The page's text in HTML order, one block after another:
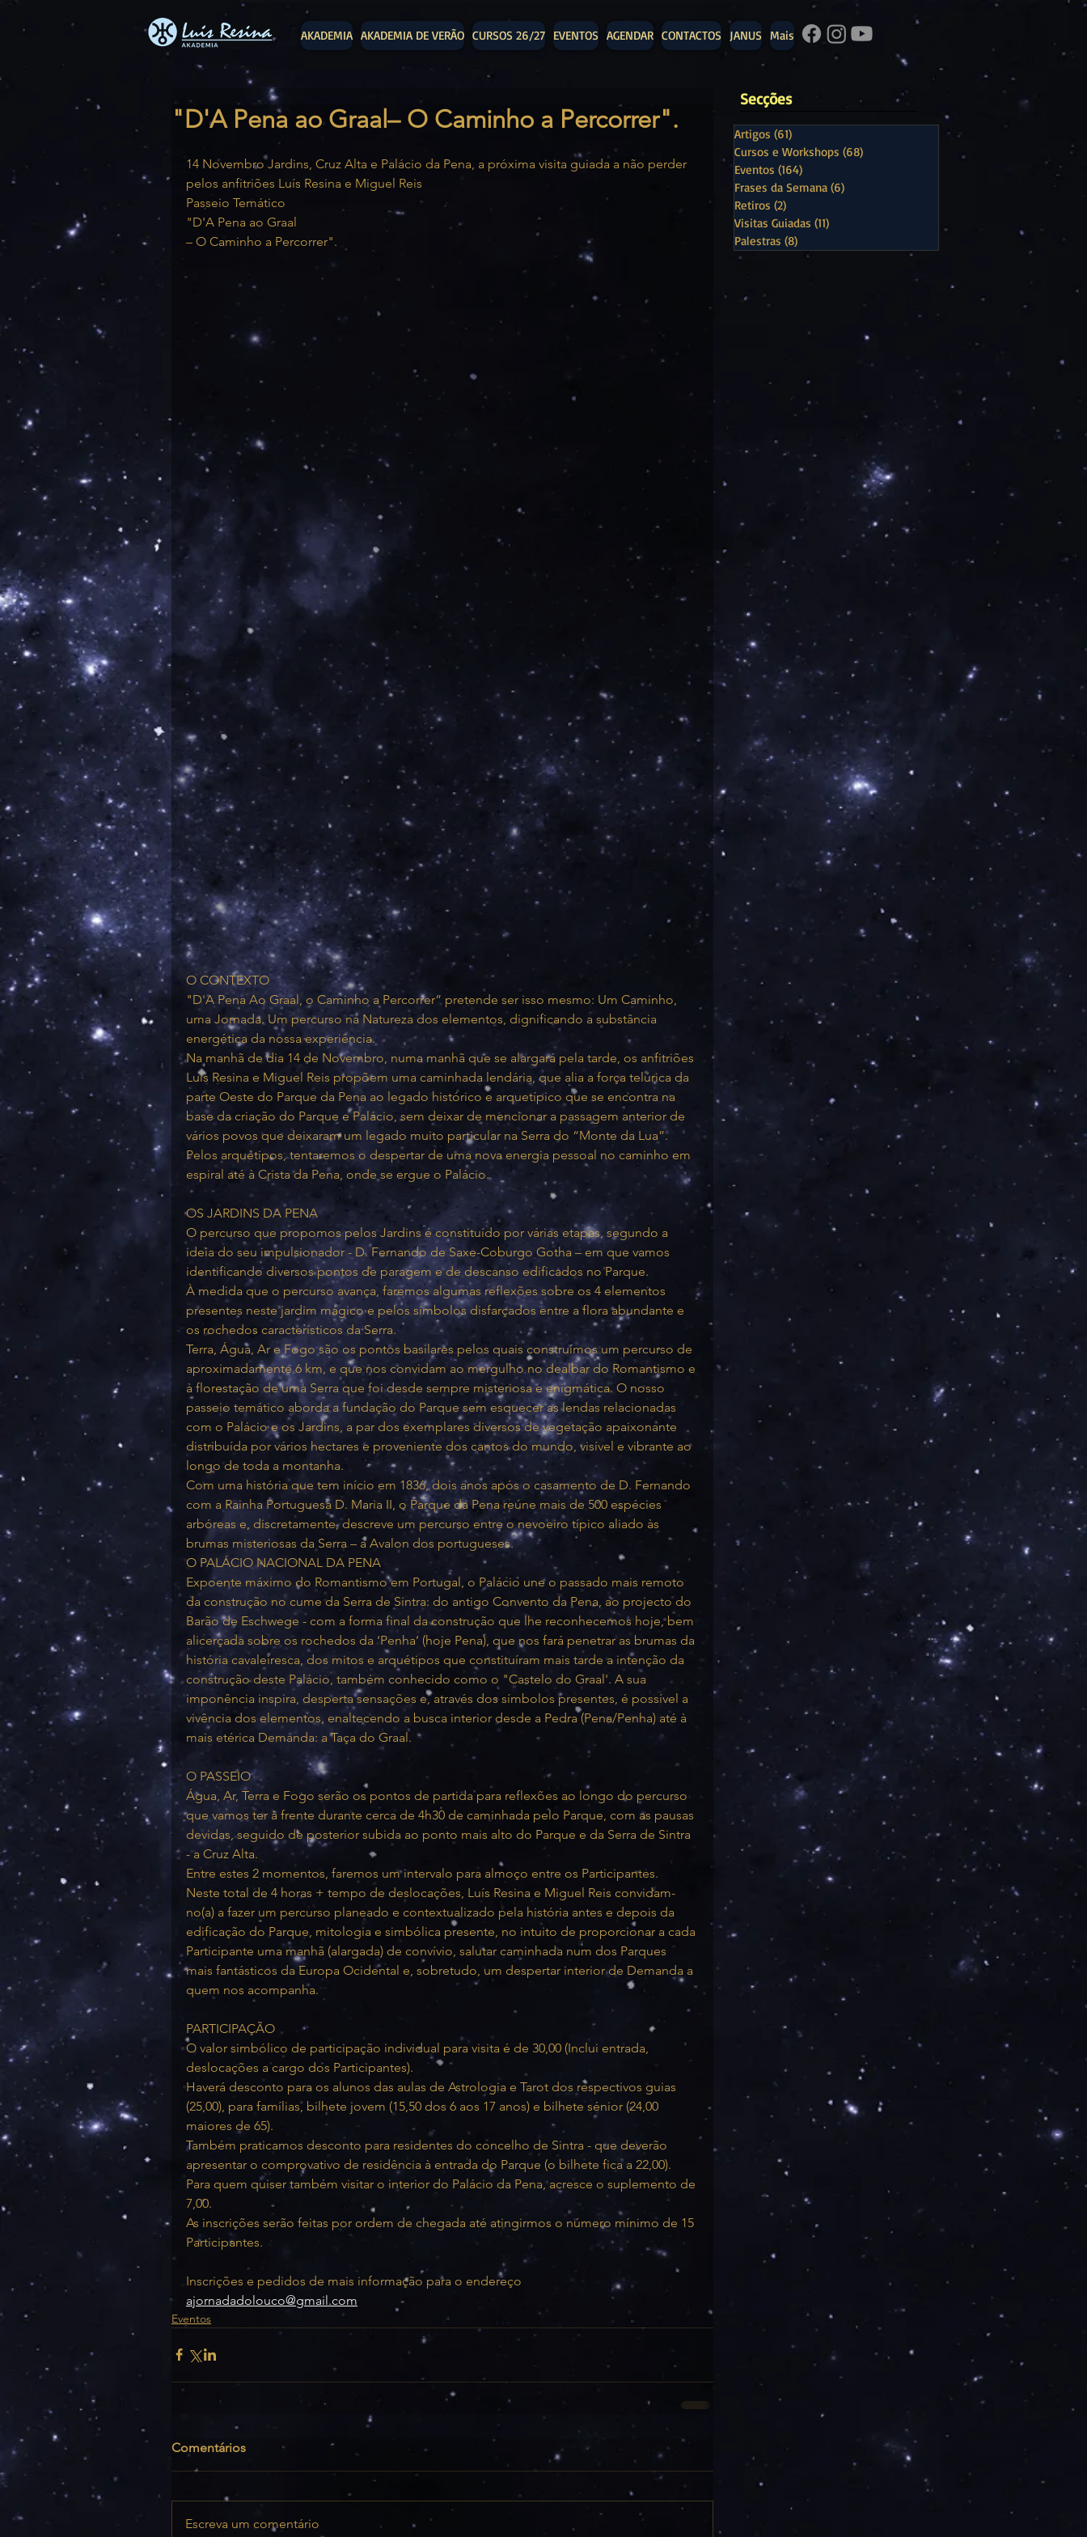
AKADEMIA AKADEMIA DE VERÃO CURSOS 26/27 EVENTOS AGENDAR CONTACTOS JANUS Mais
"D'A Pena ao Graal– O Caminho a Percorrer".
14 Novembro Jardins, Cruz Alta e Palácio da Pena, a próxima visita guiada a não perder
pelos anfitriões Luís Resina e Miguel Reis
Passeio Temático
"D'A Pena ao Graal
– O Caminho a Percorrer".
O CONTEXTO
"D'A Pena Ao Graal, o Caminho a Percorrer” pretende ser isso mesmo: Um Caminho,
uma Jornada. Um percurso na Natureza dos elementos, dignificando a substância
energética da nossa experiência.
Na manhã de dia 14 de Novembro, numa manhã que se alargará pela tarde, os anfitriões
Luís Resina e Miguel Reis propõem uma caminhada lendária, que alia a força telúrica da
parte Oeste do Parque da Pena ao legado histórico e arquetípico que se encontra na
base da criação do Parque e Palácio, sem deixar de mencionar a passagem anterior de
vários povos que deixaram um legado muito particular na Serra do “Monte da Lua”.
Pelos arquétipos, tentaremos o despertar de uma nova energia pessoal no caminho em
espiral até à Crista da Pena, onde se ergue o Palácio.
OS JARDINS DA PENA
O percurso que propomos pelos Jardins é constituído por várias etapas, segundo a
ideia do seu impulsionador - D. Fernando de Saxe-Coburgo Gotha – em que vamos
identificando diversos pontos de paragem e de descanso edificados no Parque.
À medida que o percurso avança, faremos algumas reflexões sobre os 4 elementos
presentes neste jardim mágico e pelos símbolos disfarçados entre a flora abundante e
os rochedos característicos da Serra.
Terra, Água, Ar e Fogo são os pontos basilares pelos quais construímos um percurso de
aproximadamente 6 km, e que nos convidam ao mergulho no dealbar do Romantismo e
à florestação de uma Serra que foi desde sempre misteriosa e enigmática. O nosso
passeio temático aborda a fundação do Parque sem esquecer as lendas relacionadas
com o Palácio e os Jardins, a par dos exemplares diversos de vegetação apaixonante
distribuída por vários hectares e proveniente dos cantos do mundo, visível e vibrante ao
longo de toda a montanha.
Com uma história que tem início em 1836, dois anos após o casamento de D. Fernando
com a Rainha Portuguesa D. Maria II, o Parque da Pena reúne mais de 500 espécies
arbóreas e, discretamente, descreve um percurso entre o nevoeiro típico aliado às
brumas misteriosas da Serra – a Avalon dos portugueses.
O PALÁCIO NACIONAL DA PENA
Expoente máximo do Romantismo em Portugal, o Palácio une o passado mais remoto
da construção no cume da Serra de Sintra: do antigo Convento da Pena, ao projecto do
Barão de Eschwege - com a forma final da construção que lhe reconhecemos hoje, bem
alicerçada sobre os rochedos da ‘Penha’ (hoje Pena), que nos fará penetrar as brumas da
história cavaleiresca, dos mitos e arquétipos que constituíram mais tarde a intenção da
construção deste Palácio, também conhecido como o "Castelo do Graal'. A sua
imponência inspira, desperta sensações e, através dos símbolos presentes, é possível a
vivência dos elementos, enaltecendo a busca interior desde a Pedra (Pena/Penha) até à
mais etérica Demanda: a Taça do Graal.
O PASSEIO
Água, Ar, Terra e Fogo serão os pontos de partida para reflexões ao longo do percurso
que vamos ter à frente durante cerca de 4h30 de caminhada pelo Parque, com as pausas
devidas, seguido de posterior subida ao ponto mais alto do Parque e da Serra de Sintra
- a Cruz Alta.
Entre estes 2 momentos, faremos um intervalo para almoço entre os Participantes.
Neste total de 4 horas + tempo de deslocações, Luís Resina e Miguel Reis convidam-
no(a) a fazer um percurso planeado e contextualizado pela história antes e depois da
edificação do Parque, mitologia e simbólica presente, no intuito de proporcionar a cada
Participante uma manhã (alargada) de convívio, salutar caminhada num dos Parques
mais fantásticos da Europa Ocidental e, sobretudo, um despertar interior de Demanda a
quem nos acompanha.
PARTICIPAÇÃO
O valor simbólico de participação individual para visita é de 30,00 (Inclui entrada,
deslocações a cargo dos Participantes).
Haverá desconto para os alunos das aulas de Astrologia e Tarot dos respectivos guias
(25,00), para famílias, bilhete jovem (15,50 dos 6 aos 17 anos) e bilhete sénior (24,00
maiores de 65).
Também praticamos desconto para residentes do concelho de Sintra - que deverão
apresentar o comprovativo de residência à entrada do Parque (o bilhete fica a 22,00).
Para quem quiser também visitar o interior do Palácio da Pena, acresce o suplemento de
7,00.
As inscrições serão feitas por ordem de chegada até atingirmos o número mínimo de 15
Participantes.
Inscrições e pedidos de mais informação para o endereço
ajornadadolouco@gmail.com
Eventos
Comentários
Escreva um comentário
Secções
Artigos (61)
Cursos e Workshops (68)
Eventos (164)
Frases da Semana (6)
Retiros (2)
Visitas Guiadas (11)
Palestras (8)